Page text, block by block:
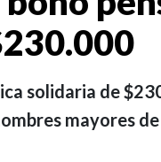
solidaria de
mayores